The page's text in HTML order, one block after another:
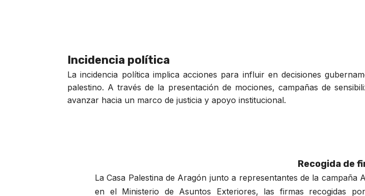
Incidencia política
La incidencia política implica acciones para influir en decisiones
palestino. A través de la presentación de mociones, campañas de
avanzar hacia un marco de justicia y apoyo institucional.
Recogida de
La Casa Palestina de Aragón junto a representantes de la
en el Ministerio de Asuntos Exteriores, las firmas recogidas